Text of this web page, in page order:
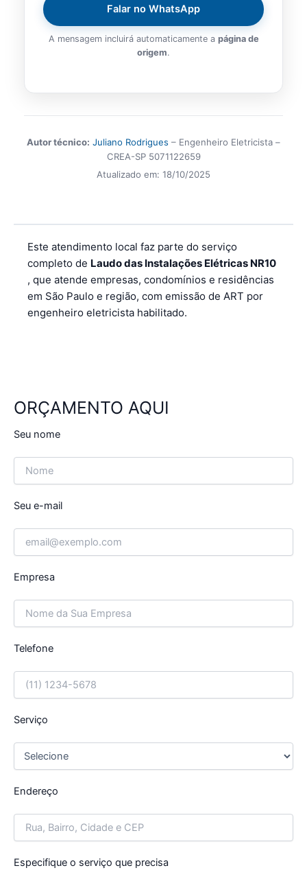
Falar no WhatsApp
A mensagem incluirá automaticamente a página de
origem.
Autor técnico: Juliano Rodrigues – Engenheiro Eletricista –
CREA-SP 5071122659
Atualizado em: 18/10/2025
Este atendimento local faz parte do serviço
completo de Laudo das Instalações Elétricas NR10
, que atende empresas, condomínios e residências
em São Paulo e região, com emissão de ART por
engenheiro eletricista habilitado.
ORÇAMENTO AQUI
Seu nome
Seu e-mail
Empresa
Telefone
Serviço
Endereço
Especifique o serviço que precisa